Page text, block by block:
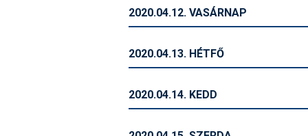
2020.04.12. VASÁRNAP
2020.04.13. HÉTFŐ
2020.04.14. KEDD